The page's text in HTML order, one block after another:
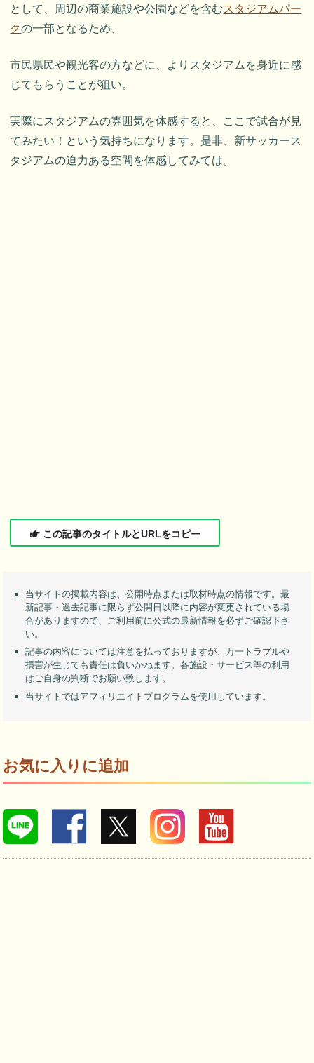
として、周辺の商業施設や公園などを含むスタジアムパー
クの一部となるため、
市民県民や観光客の方などに、よりスタジアムを身近に感
じてもらうことが狙い。
実際にスタジアムの雰囲気を体感すると、ここで試合が見
てみたい！という気持ちになります。是非、新サッカース
タジアムの迫力ある空間を体感してみては。
この記事のタイトルとURLをコピー
当サイトの掲載内容は、公開時点または取材時点の情報です。最
新記事・過去記事に限らず公開日以降に内容が変更されている場
合がありますので、ご利用前に公式の最新情報を必ずご確認下さ
い。
記事の内容については注意を払っておりますが、万一トラブルや
損害が生じても責任は負いかねます。各施設・サービス等の利用
はご自身の判断でお願い致します。
当サイトではアフィリエイトプログラムを使用しています。
お気に入りに追加